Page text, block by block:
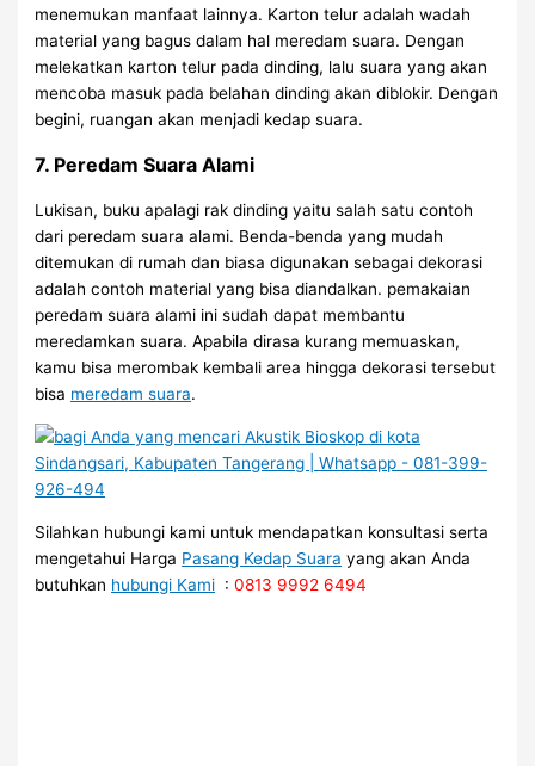
menemukan manfaat lainnya. Karton telur adalah wadah
material yang bagus dalam hal meredam suara. Dengan
melekatkan karton telur pada dinding, lalu suara yang akan
mencoba masuk pada belahan dinding akan diblokir. Dengan
begini, ruangan akan menjadi kedap suara.
7. Peredam Suara Alami
Lukisan, buku apalagi rak dinding yaitu salah satu contoh
dari peredam suara alami. Benda-benda yang mudah
ditemukan di rumah dan biasa digunakan sebagai dekorasi
adalah contoh material yang bisa diandalkan. pemakaian
peredam suara alami ini sudah dapat membantu
meredamkan suara. Apabila dirasa kurang memuaskan,
kamu bisa merombak kembali area hingga dekorasi tersebut
bisa meredam suara.
Silahkan hubungi kami untuk mendapatkan konsultasi serta
mengetahui Harga Pasang Kedap Suara yang akan Anda
butuhkan hubungi Kami :0813 9992 6494